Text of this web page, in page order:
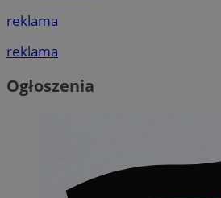
reklama
reklama
Ogłoszenia